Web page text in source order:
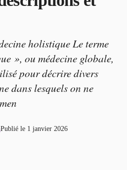
holistique Le terme
», ou médecine globale,
pour décrire divers
dans lesquels on ne
Publié le 1 janvier 2026